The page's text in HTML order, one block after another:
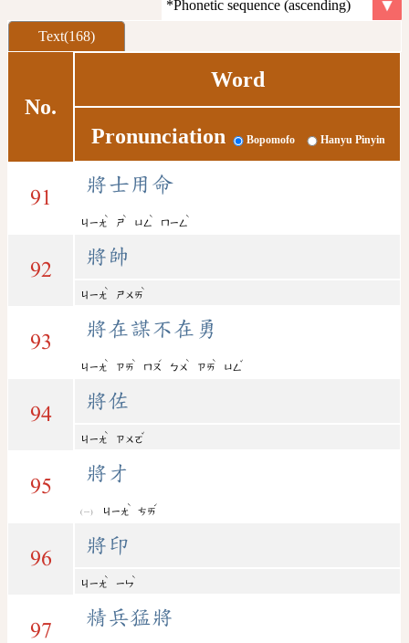
Text(168)
No.
Word
Pronunciation Bopomofo Hanyu Pinyin
91
將士用命
ㄐㄧㄤ
ˋ
ㄕ
ˋ
ㄩㄥ
ˋ
ㄇㄧㄥ
ˋ
92
將帥
ㄐㄧㄤ
ˋ
ㄕㄨㄞ
ˋ
93
將在謀不在勇
ㄐㄧㄤ
ˋ
ㄗㄞ
ˋ
ㄇㄡ
ˊ
ㄅㄨ
ˋ
ㄗㄞ
ˋ
ㄩㄥ
ˇ
94
將佐
ㄐㄧㄤ
ˋ
ㄗㄨㄛ
ˇ
95
將才
ㄐㄧㄤ
ˋ
ㄘㄞ
ˊ
96
將印
ㄐㄧㄤ
ˋ
ㄧㄣ
ˋ
97
精兵猛將